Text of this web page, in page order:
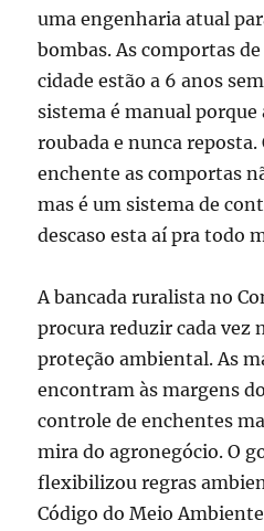
uma engenharia atual
bombas. As comportas
cidade estão a 6 anos
sistema é manual
roubada e nunca
enchente as comportas
mas é um sistema de
descaso esta aí pra todo
A bancada ruralista no
procura reduzir cada vez
proteção ambiental. As
encontram às margens
controle de enchentes
mira do agronegócio. O
flexibilizou regras
Código do Meio